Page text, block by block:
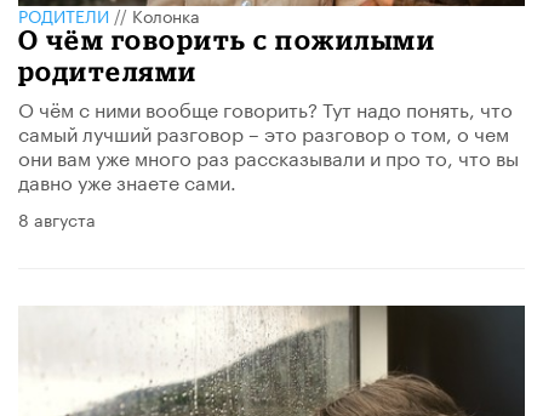
РОДИТЕЛИ//Колонка
О чём говорить с пожилыми
родителями
О чём с ними вообще говорить? Тут надо понять, что
самый лучший разговор – это разговор о том, о чем
они вам уже много раз рассказывали и про то, что вы
давно уже знаете сами.
8 августа